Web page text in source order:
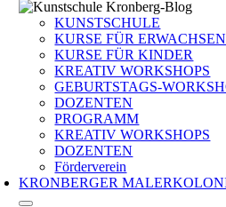
KUNSTSCHULE
KURSE FÜR
KURSE FÜR KINDER
KREATIV WORKSHOPS
GEBURTSTAGS-
DOZENTEN
PROGRAMM
KREATIV WORKSHOPS
DOZENTEN
Förderverein
KRONBERGER